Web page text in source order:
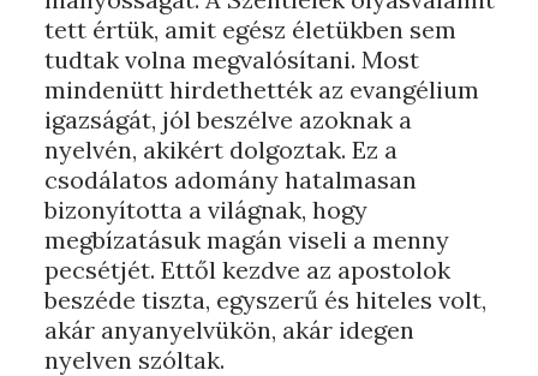
tett értük, amit egész életükben sem
tudtak volna megvalósítani. Most
mindenütt hirdethették az evangélium
igazságát, jól beszélve azoknak a
nyelvén, akikért dolgoztak. Ez a
csodálatos adomány hatalmasan
bizonyította a világnak, hogy
megbízatásuk magán viseli a menny
pecsétjét. Ettől kezdve az apostolok
beszéde tiszta, egyszerű és hiteles volt,
akár anyanyelvükön, akár idegen
nyelven szóltak.